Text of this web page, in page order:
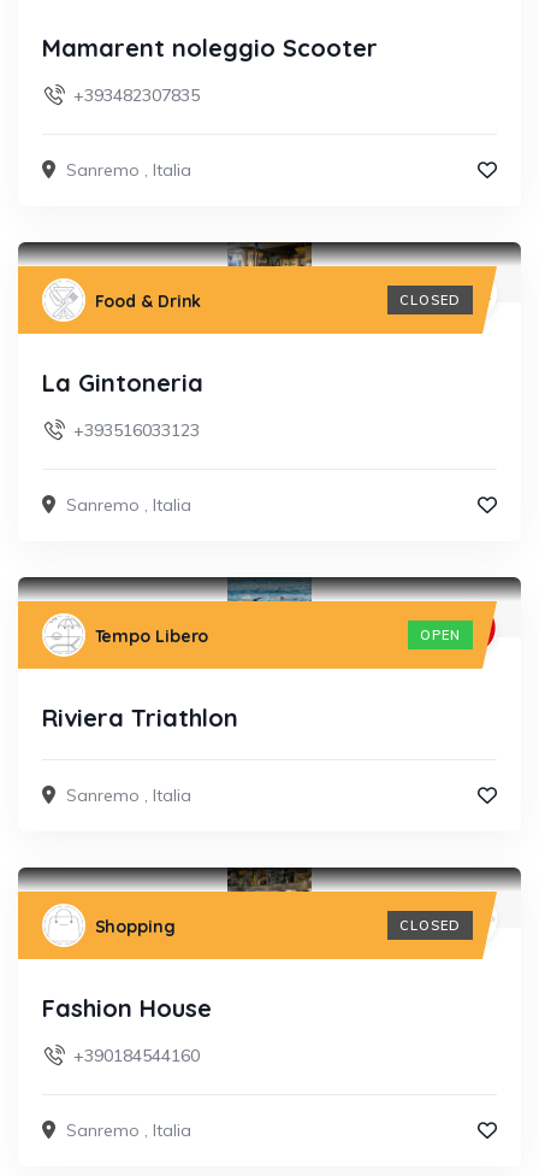
Mamarent noleggio Scooter
+393482307835
Sanremo , Italia
Food & Drink CLOSED
La Gintoneria
+393516033123
Sanremo , Italia
Tempo Libero OPEN
Riviera Triathlon
Sanremo , Italia
Shopping CLOSED
Fashion House
+390184544160
Sanremo , Italia